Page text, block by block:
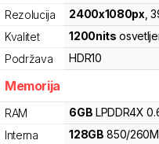
Rezolucija
2400x1080px,
Kvalitet
1200nits
Podržava
HDR10
Memorija
RAM 6GB LPDDR4X
Interna
128GB 850/260